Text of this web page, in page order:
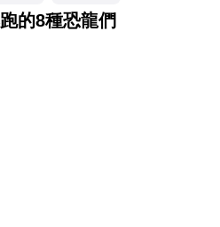
的8種恐龍們